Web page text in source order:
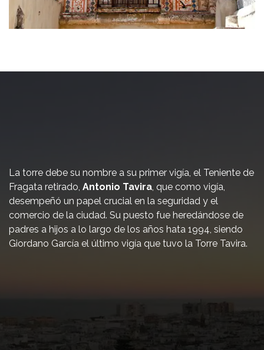
La torre debe su nombre a su primer vigía, el Teniente de
Fragata retirado, Antonio Tavira, que como vigía,
desempeñó un papel crucial en la seguridad y el
comercio de la ciudad. Su puesto fue heredándose de
padres a hijos a lo largo de los años hata 1994, siendo
Giordano García el último vigía que tuvo la Torre Tavira.